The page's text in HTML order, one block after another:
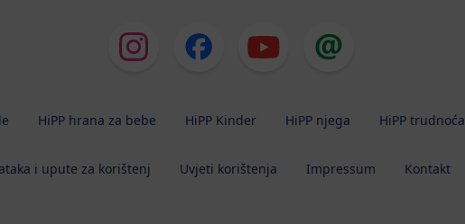
HiPP hrana za bebe HiPP Kinder HiPP njega HiPP trudnoća
i upute za korištenj Uvjeti korištenja Impressum Kontakt